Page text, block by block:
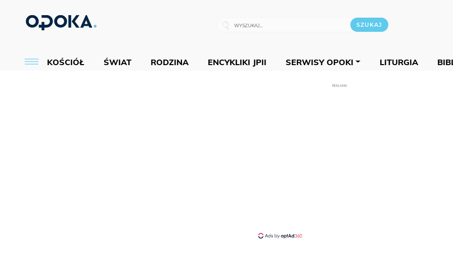
KOŚCIÓŁ ŚWIAT RODZINA ENCYKLIKI JPII SERWISY OPOKI LITURGIA
REKLAMA